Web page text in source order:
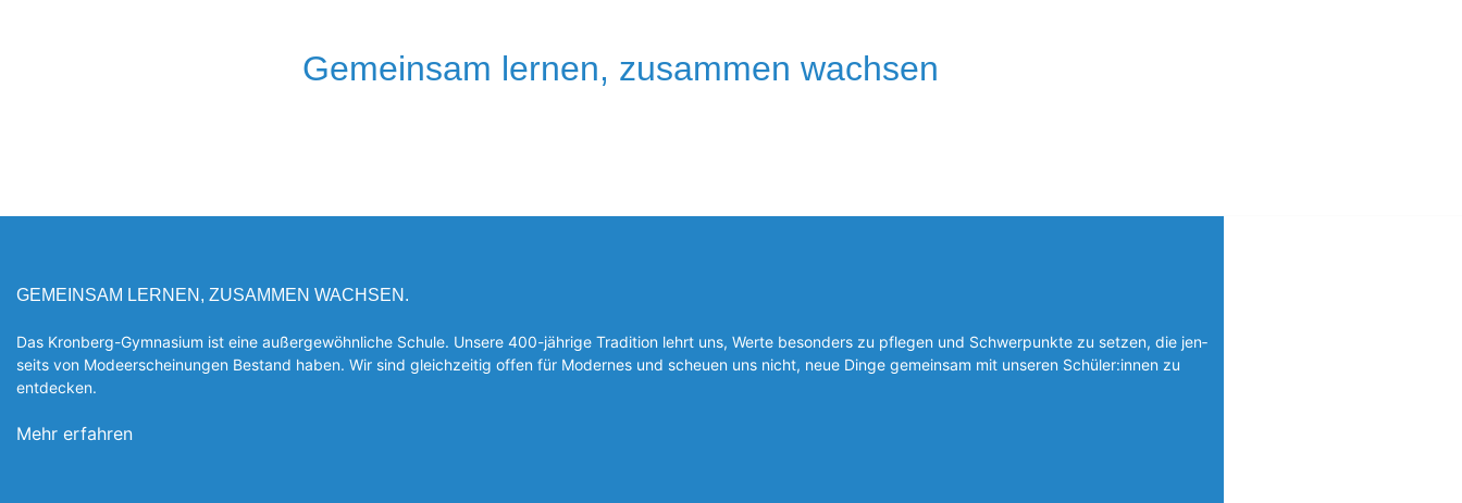
Gemeinsam lernen, zusammen wachsen
GEMEINSAM LERNEN, ZUSAMMEN WACHSEN.
Das Kronberg-Gymnasium ist eine außergewöhnliche Schule. Unsere 400-jährige Tradition lehrt uns, Werte besonders zu pflegen und Schwerpunkte zu setzen, die jen­
seits von Modeerscheinungen Be­stand haben. Wir sind gleichzeitig offen für Modernes und scheuen uns nicht, neue Dinge gemeinsam mit unseren Schüler:innen zu
entde­cken.
Mehr erfahren